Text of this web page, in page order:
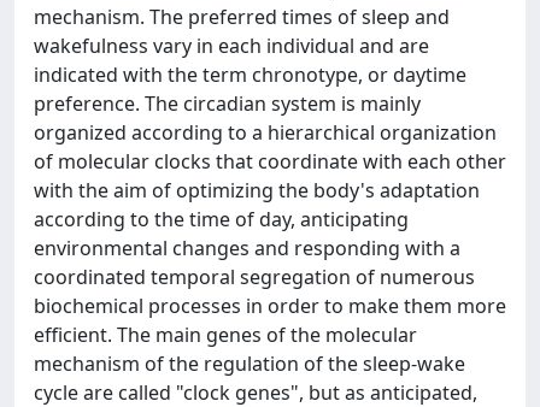
mechanism. The preferred times of sleep and
wakefulness vary in each individual and are
indicated with the term chronotype, or daytime
preference. The circadian system is mainly
organized according to a hierarchical organization
of molecular clocks that coordinate with each other
with the aim of optimizing the body's adaptation
according to the time of day, anticipating
environmental changes and responding with a
coordinated temporal segregation of numerous
biochemical processes in order to make them more
efficient. The main genes of the molecular
mechanism of the regulation of the sleep-wake
cycle are called "clock genes", but as anticipated,